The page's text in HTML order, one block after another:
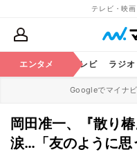
テレビ・映
エンタメ
芸能 テレビ ラジオ
Googleでマイナ
岡田准一、『散り
涙…「友のように思